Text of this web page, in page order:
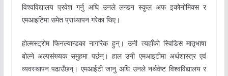
विश्वविद्यालय प्रवेश गर्नु अघि उनले लन्डन स्कुल अफ इकोनोमिक्स र
एमआइटिमा समेत प्राध्यापन गरेका थिए।
होल्मस्ट्रोम फिनल्यान्डका नागरिक हुन्। उनी त्यहाँको स्विडिस मातृभाषा
बोल्ने अल्पसंख्यक समुहमा पर्छन्। हाल उनी एमआइटीमा अर्थशास्त्र एवं
व्यवस्थापन पढाउँछन्। एमआईटी जानु अघि उनले नर्थवेष्ट विश्वविद्यालय र